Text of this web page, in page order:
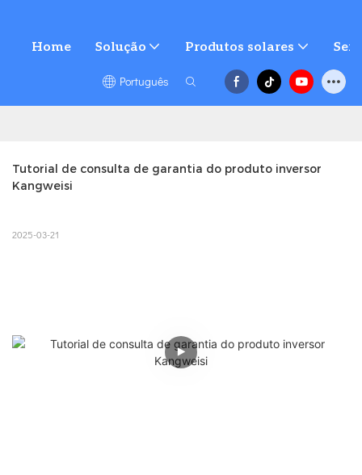
Home Solução Produtos solares
Português
Tutorial de consulta de garantia do produto inversor
Kangweisi
2025-03-21